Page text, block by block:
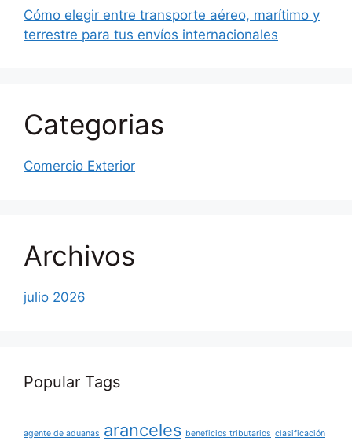
Cómo elegir entre transporte aéreo, marítimo y
terrestre para tus envíos internacionales
Categorias
Comercio Exterior
Archivos
julio 2026
Popular Tags
agente de aduanas aranceles beneficios tributarios clasificación